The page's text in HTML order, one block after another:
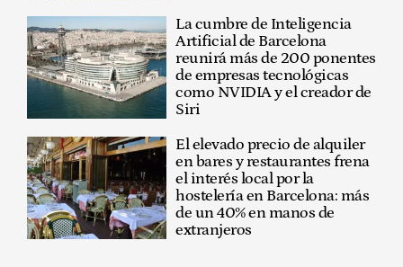
La cumbre de Inteligencia
Artificial de Barcelona
reunirá más de 200 ponentes
de empresas tecnológicas
como NVIDIA y el creador de
Siri
El elevado precio de alquiler
en bares y restaurantes frena
el interés local por la
hostelería en Barcelona: más
de un 40% en manos de
extranjeros